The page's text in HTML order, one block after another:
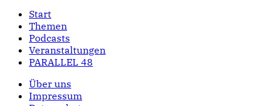
Start
Themen
Podcasts
Veranstaltungen
PARALLEL 48
Über uns
Impressum